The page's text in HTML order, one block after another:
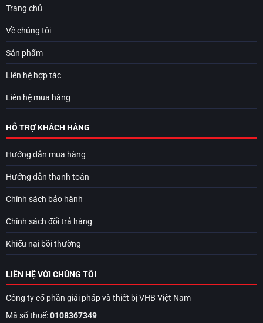
Trang chủ
Về chúng tôi
Sản phẩm
Liên hệ hợp tác
Liên hệ mua hàng
HỖ TRỢ KHÁCH HÀNG
Hướng dẫn mua hàng
Hướng dẫn thanh toán
Chính sách bảo hành
Chính sách đổi trả hàng
Khiếu nại bồi thường
LIÊN HỆ VỚI CHÚNG TÔI
Công ty cổ phần giải pháp và thiết bị VHB Việt Nam
Mã số thuế:0108367349